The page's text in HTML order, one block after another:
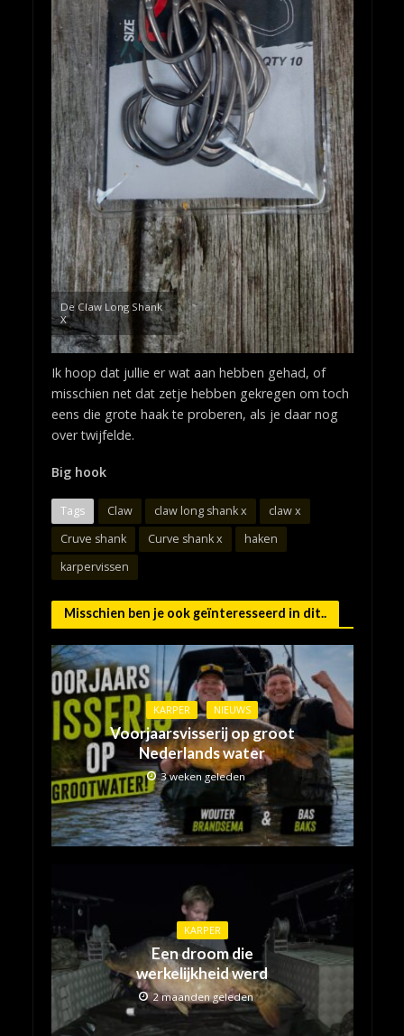
De Claw Long Shank
X
Ik hoop dat jullie er wat aan hebben gehad, of
misschien net dat zetje hebben gekregen om toch
eens die grote haak te proberen, als je daar nog
over twijfelde.
Big hook
Tags Claw claw long shank x
claw x
Cruve shank
Curve shank x
haken
karpervissen
Misschien ben je ook geïnteresseerd in dit..
KARPER NIEUWS
Voorjaarsvisserij op groot
Nederlands water
3 weken geleden
KARPER
Een droom die
werkelijkheid werd
2 maanden geleden